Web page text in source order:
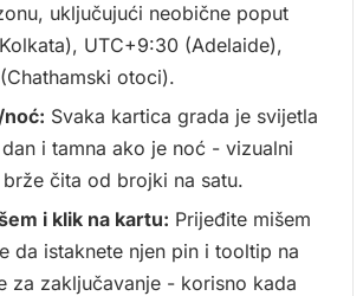
uključujući neobične poput
UTC+9:30 (Adelaide),
otoci).
Svaka kartica grada je svijetla
i tamna ako je noć - vizualni
čita od brojki na satu.
i klik na kartu: Prijeđite mišem
da istaknete njen pin i tooltip na
za zaključavanje - korisno kada